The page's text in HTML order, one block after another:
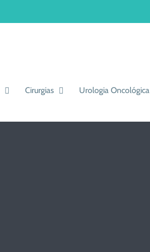
Cirurgias Urologia Oncológica